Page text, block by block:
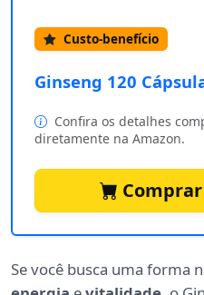
Custo-benefício
Ginseng 120
Confira os detalhes
diretamente na Amazon.
Se você busca uma forma